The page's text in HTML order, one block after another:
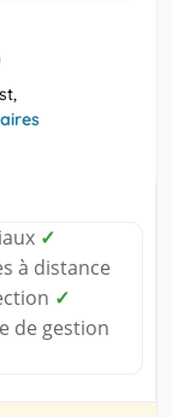
✓
à distance
✓
de gestion